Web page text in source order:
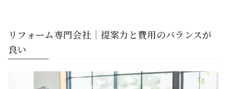
リフォーム専門会社｜提案力と費用のバランスが
良い